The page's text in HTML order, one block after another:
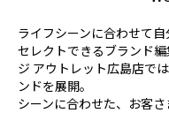
ライフシーンに合わせて
セレクトできるブランド編
ジ アウトレット広島店で
ンドを展開。
シーンに合わせた、お客